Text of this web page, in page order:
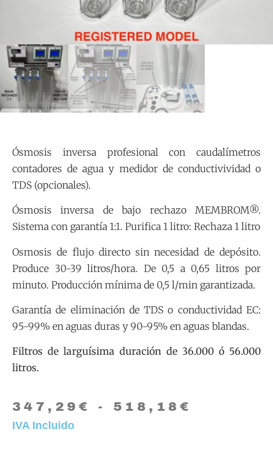
Ósmosis inversa profesional con caudalímetros
contadores de agua y medidor de conductivividad o
TDS (opcionales).
Ósmosis inversa de bajo rechazo MEMBROM®.
Sistema con garantía 1:1. Purifica 1 litro: Rechaza 1 litro
Osmosis de flujo directo sin necesidad de depósito.
Produce 30-39 litros/hora. De 0,5 a 0,65 litros por
minuto. Producción mínima de 0,5 l/min garantizada.
Garantía de eliminación de TDS o conductividad EC:
95-99% en aguas duras y 90-95% en aguas blandas.
Filtros de larguísima duración de 36.000 ó 56.000
litros.
347,29€ - 518,18€
IVA Incluido